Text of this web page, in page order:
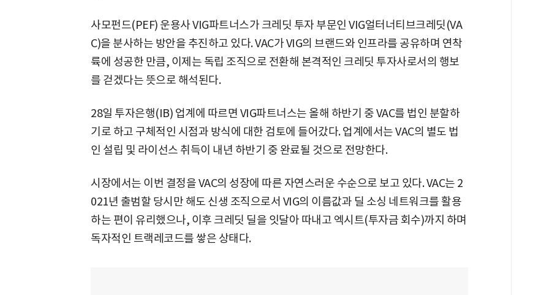
사모펀드(PEF) 운용사 VIG파트너스가 크레딧 투자 부문인 VIG얼터너티브크레딧(VA
C)을 분사하는 방안을 추진하고 있다. VAC가 VIG의 브랜드와 인프라를 공유하며 연착
륙에 성공한 만큼, 이제는 독립 조직으로 전환해 본격적인 크레딧 투자사로서의 행보
를 걷겠다는 뜻으로 해석된다.
28일 투자은행(IB) 업계에 따르면 VIG파트너스는 올해 하반기 중 VAC를 법인 분할하
기로 하고 구체적인 시점과 방식에 대한 검토에 들어갔다. 업계에서는 VAC의 별도 법
인 설립 및 라이선스 취득이 내년 하반기 중 완료될 것으로 전망한다.
시장에서는 이번 결정을 VAC의 성장에 따른 자연스러운 수순으로 보고 있다. VAC는 2
021년 출범할 당시만 해도 신생 조직으로서 VIG의 이름값과 딜 소싱 네트워크를 활용
하는 편이 유리했으나, 이후 크레딧 딜을 잇달아 따내고 엑시트(투자금 회수)까지 하며
독자적인 트랙레코드를 쌓은 상태다.